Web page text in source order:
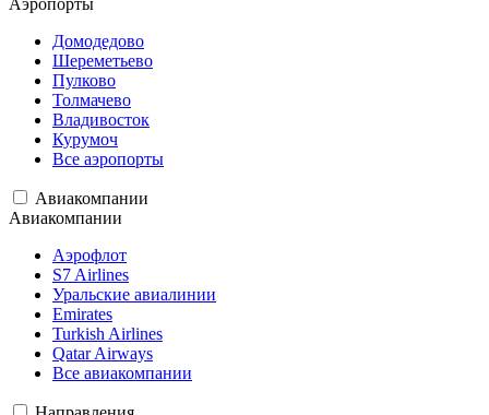
Аэропорты
Домодедово
Шереметьево
Пулково
Толмачево
Владивосток
Курумоч
Все аэропорты
Авиакомпании
Авиакомпании
Аэрофлот
S7 Airlines
Уральские авиалинии
Emirates
Turkish Airlines
Qatar Airways
Все авиакомпании